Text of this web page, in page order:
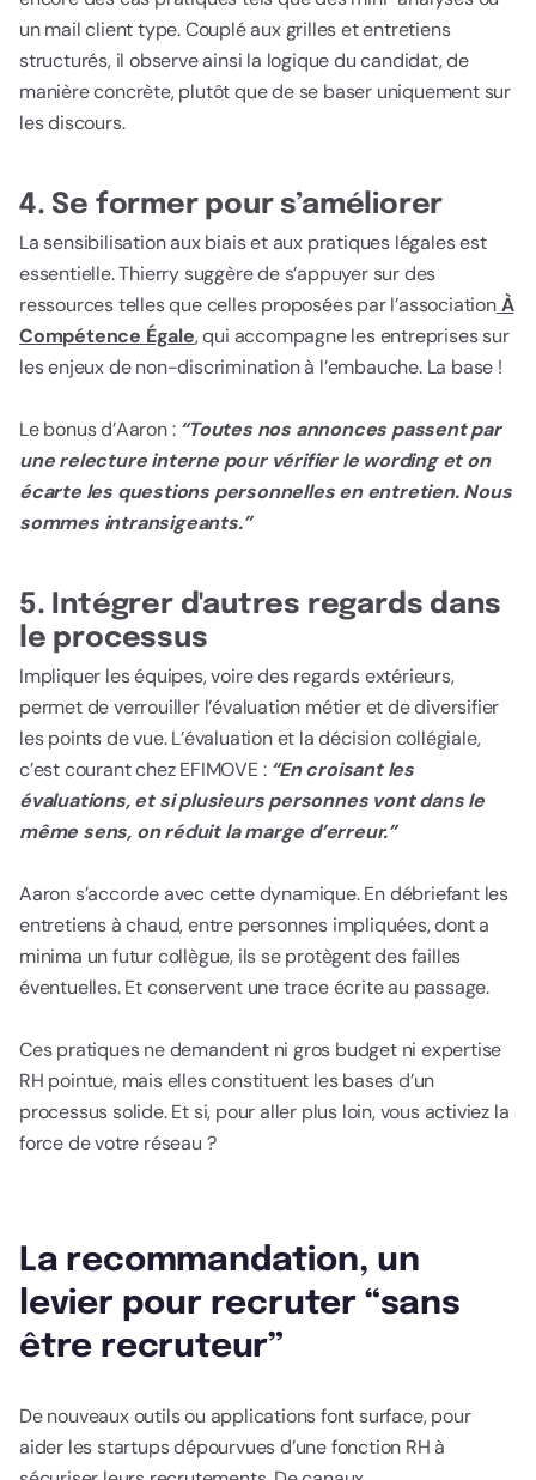
un mail client type. Couplé aux grilles et entretiens
structurés, il observe ainsi la logique du candidat, de
manière concrète, plutôt que de se baser uniquement sur
les discours.
4. Se former pour s’améliorer
La sensibilisation aux biais et aux pratiques légales est
essentielle. Thierry suggère de s’appuyer sur des
ressources telles que celles proposées par l’associationÀ
Compétence Égale, qui accompagne les entreprises sur
les enjeux de non-discrimination à l’embauche. La base !
Le bonus d’Aaron : “Toutes nos annonces passent par
une relecture interne pour vérifier le wording et on
écarte les questions personnelles en entretien. Nous
sommes intransigeants.”
5. Intégrer d'autres regards dans
le processus
Impliquer les équipes, voire des regards extérieurs,
permet de verrouiller l’évaluation métier et de diversifier
les points de vue. L’évaluation et la décision collégiale,
c’est courant chez EFIMOVE : “En croisant les
évaluations, et si plusieurs personnes vont dans le
même sens, on réduit la marge d’erreur.”
Aaron s’accorde avec cette dynamique. En débriefant les
entretiens à chaud, entre personnes impliquées, dont a
minima un futur collègue, ils se protègent des failles
éventuelles. Et conservent une trace écrite au passage.
Ces pratiques ne demandent ni gros budget ni expertise
RH pointue, mais elles constituent les bases d’un
processus solide. Et si, pour aller plus loin, vous activiez la
force de votre réseau ?
La recommandation, un
levier pour recruter “sans
être recruteur”
De nouveaux outils ou applications font surface, pour
aider les startups dépourvues d’une fonction RH à